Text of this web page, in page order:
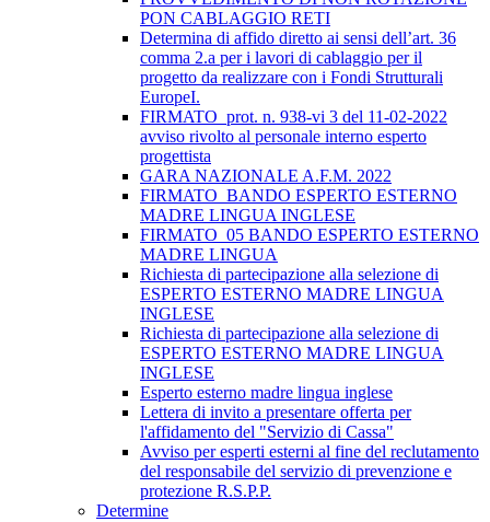
PON CABLAGGIO RETI
Determina di affido diretto ai sensi dell’art. 36
comma 2.a per i lavori di cablaggio per il
progetto da realizzare con i Fondi Strutturali
EuropeI.
FIRMATO_prot. n. 938-vi 3 del 11-02-2022
avviso rivolto al personale interno esperto
progettista
GARA NAZIONALE A.F.M. 2022
FIRMATO_BANDO ESPERTO ESTERNO
MADRE LINGUA INGLESE
FIRMATO_05 BANDO ESPERTO ESTERNO
MADRE LINGUA
Richiesta di partecipazione alla selezione di
ESPERTO ESTERNO MADRE LINGUA
INGLESE
Richiesta di partecipazione alla selezione di
ESPERTO ESTERNO MADRE LINGUA
INGLESE
Esperto esterno madre lingua inglese
Lettera di invito a presentare offerta per
l'affidamento del "Servizio di Cassa"
Avviso per esperti esterni al fine del reclutamento
del responsabile del servizio di prevenzione e
protezione R.S.P.P.
Determine